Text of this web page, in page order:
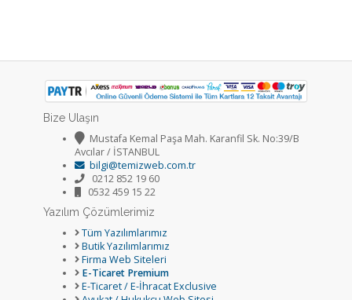
Bize Ulaşın
Mustafa Kemal Paşa Mah. Karanfil Sk. No:39/B
Avcılar / İSTANBUL
bilgi@temizweb.com.tr
0212 852 19 60
0532 459 15 22
Yazılım Çözümlerimiz
Tüm Yazılımlarımız
Butik Yazılımlarımız
Firma Web Siteleri
E-Ticaret Premium
E-Ticaret / E-İhracat Exclusive